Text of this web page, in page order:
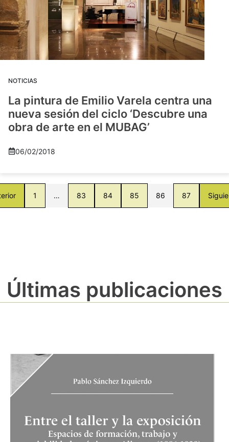
NOTICIAS
La pintura de Emilio Varela centra una
nueva sesión del ciclo ‘Descubre una
obra de arte en el MUBAG’
06/02/2018
1 … 83 84 85 86 87
Últimas publicaciones